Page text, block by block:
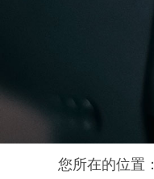
您所在的位置：